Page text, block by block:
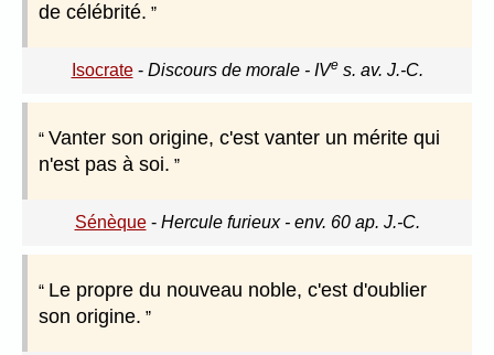
de célébrité.
Isocrate- Discours de morale - IVes. av. J.-C.
Vanter son origine, c'est vanter un mérite qui
n'est pas à soi.
Sénèque- Hercule furieux - env. 60 ap. J.-C.
Le propre du nouveau noble, c'est d'oublier
son origine.